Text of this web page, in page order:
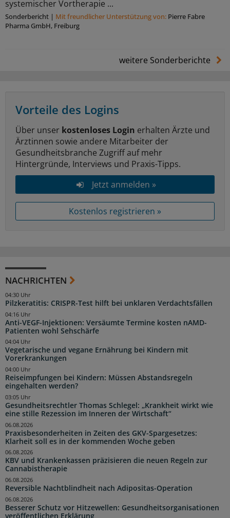
systemischer Vortherapie ...
Sonderbericht | Mit freundlicher Unterstützung von: Pierre Fabre
Pharma GmbH, Freiburg
weitere Sonderberichte
Vorteile des Logins
Über unser kostenloses Login erhalten Ärzte und
Ärztinnen sowie andere Mitarbeiter der
Gesundheitsbranche Zugriff auf mehr
Hintergründe, Interviews und Praxis-Tipps.
Jetzt anmelden »
Kostenlos registrieren »
NACHRICHTEN
Pilzkeratitis: CRISPR-Test hilft bei unklaren Verdachtsfällen
04:30 Uhr
Anti-VEGF-Injektionen: Versäumte Termine kosten nAMD-
Patienten wohl Sehschärfe
04:16 Uhr
Vegetarische und vegane Ernährung bei Kindern mit
Vorerkrankungen
04:04 Uhr
Reiseimpfungen bei Kindern: Müssen Abstandsregeln
eingehalten werden?
04:00 Uhr
Gesundheitsrechtler Thomas Schlegel: „Krankheit wirkt wie
eine stille Rezession im Inneren der Wirtschaft“
03:05 Uhr
Praxisbesonderheiten in Zeiten des GKV-Spargesetzes:
Klarheit soll es in der kommenden Woche geben
06.08.2026
KBV und Krankenkassen präzisieren die neuen Regeln zur
Cannabistherapie
06.08.2026
Reversible Nachtblindheit nach Adipositas-Operation
06.08.2026
Besserer Schutz vor Hitzewellen: Gesundheitsorganisationen
veröffentlichen Erklärung
06.08.2026